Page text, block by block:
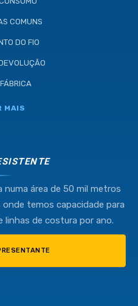
Comercio de Linhas
(11) 4634-8500
COMUNS
DO FIO
MAIS
área de 50 mil metros
temos capacidade para
linhas de costura por ano.